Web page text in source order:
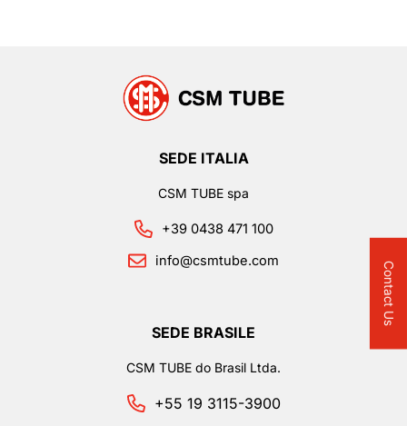
SEDE ITALIA
CSM TUBE spa
+39 0438 471 100
info@csmtube.com
SEDE BRASILE
CSM TUBE do Brasil Ltda.
+55 19 3115-3900
Contact Us